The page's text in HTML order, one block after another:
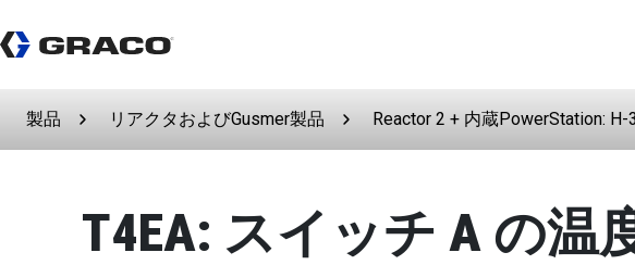
製品 リアクタおよびGusmer製品 Reactor 2 + 内蔵PowerStation: H-
T4EA: スイッチ A の温